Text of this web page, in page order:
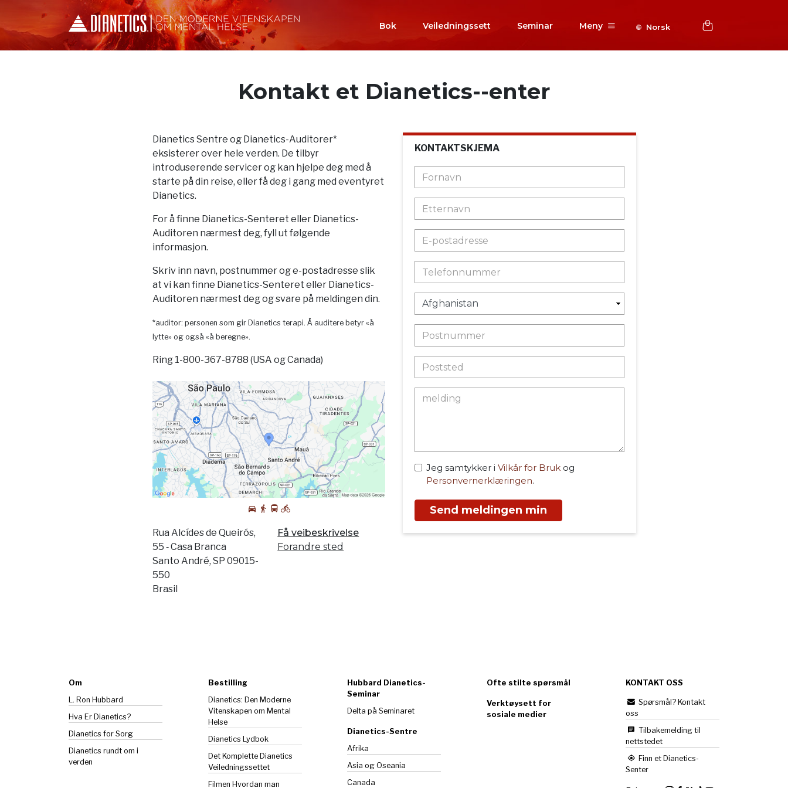
Bok Veiledningssett Seminar Meny Norsk
Kontakt et Dianetics--enter
Dianetics Sentre og Dianetics-Auditorer*
eksisterer over hele verden. De tilbyr
introduserende servicer og kan hjelpe deg med å
starte på din reise, eller få deg i gang med eventyret
Dianetics.
For å finne Dianetics-Senteret eller Dianetics-
Auditoren nærmest deg, fyll ut følgende
informasjon.
Skriv inn navn, postnummer og e-postadresse slik
at vi kan finne Dianetics-Senteret eller Dianetics-
Auditoren nærmest deg og svare på meldingen din.
*auditor: personen som gir Dianetics terapi. Å auditere betyr «å
lytte» og også «å beregne».
Ring 1-800-367-8788 (USA og Canada)
Rua Alcídes de Queirós,
55 ‑ Casa Branca
Santo André, SP 09015-
550
Brasil
Få veibeskrivelse
Forandre sted
KONTAKTSKJEMA
Jeg samtykker i Vilkår for Bruk og
Personvernerklæringen.
Send meldingen min
Om
L. Ron Hubbard
Hva Er Dianetics?
Dianetics for Sorg
Dianetics rundt om i
verden
Bestilling
Dianetics: Den Moderne
Vitenskapen om Mental
Helse
Dianetics Lydbok
Det Komplette Dianetics
Veiledningssettet
Filmen Hvordan man
Hubbard Dianetics-
Seminar
Delta på Seminaret
Dianetics-Sentre
Afrika
Asia og Oseania
Canada
Ofte stilte spørsmål
Verktøysett for
sosiale medier
KONTAKT OSS
Spørsmål? Kontakt
oss
Tilbakemelding til
nettstedet
Finn et Dianetics-
Senter